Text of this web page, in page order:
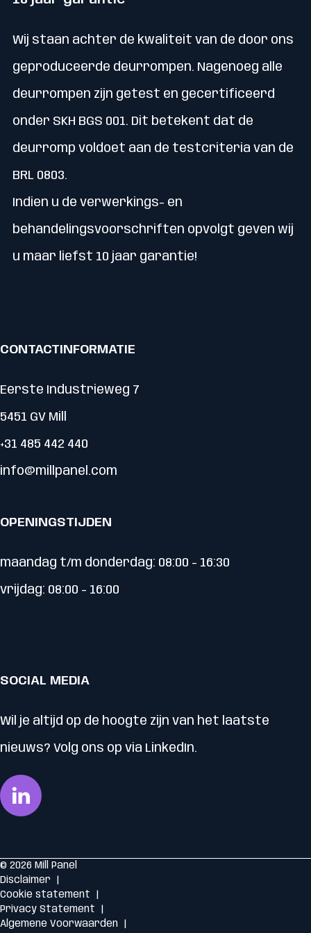
Wij staan achter de kwaliteit van de door ons
geproduceerde deurrompen. Nagenoeg alle
deurrompen zijn getest en gecertificeerd
onder SKH BGS 001. Dit betekent dat de
deurromp voldoet aan de testcriteria van de
BRL 0803.
Indien u de verwerkings- en
behandelingsvoorschriften opvolgt geven wij
u maar liefst 10 jaar garantie!
CONTACTINFORMATIE
Eerste Industrieweg 7
5451 GV Mill
+31 485 442 440
info@millpanel.com
OPENINGSTIJDEN
maandag t/m donderdag: 08:00 - 16:30
vrijdag: 08:00 - 16:00
SOCIAL MEDIA
Wil je altijd op de hoogte zijn van het laatste
nieuws? Volg ons op via LinkedIn.
© 2026 Mill Panel
Disclaimer
Cookie statement
Privacy Statement
Algemene Voorwaarden